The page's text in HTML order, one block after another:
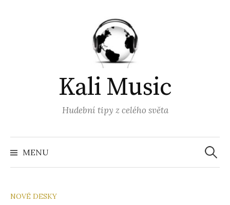
Kali Music
Hudební tipy z celého světa
MENU
NOVÉ DESKY